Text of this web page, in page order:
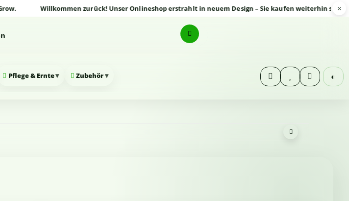
Willkommen zurück! Unser Onlineshop erstrahlt in neuem Design – Sie kaufen weiterhin sicher und
×
Pflege & Ernte▾ Zubehör▾ ◐